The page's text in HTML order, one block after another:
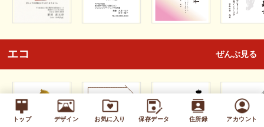
トップ デザイン お気に入り 保存データ 住所録 アカウント
エコ ぜんぶ見る